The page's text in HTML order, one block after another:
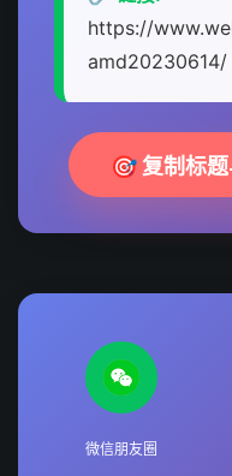
https://
amd20230614/
🎯 复制标
微信朋友圈